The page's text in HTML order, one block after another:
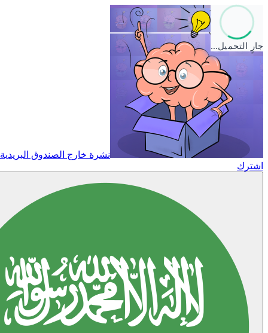
جارٍ التحميل…
نشرة خارج الصندوق البريدية
اشترك